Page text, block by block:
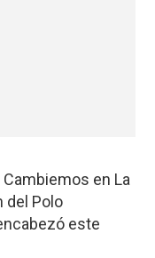
en La
del Polo
este